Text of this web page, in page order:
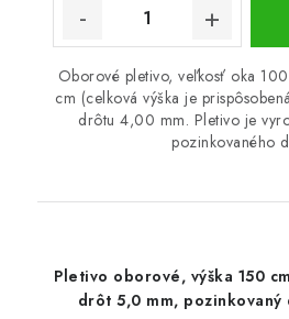
Oborové pletivo, veľkosť oka
cm (celková výška je
drôtu 4,00 mm. Pletivo je
pozinkovaného
Pletivo oborové, výška 150
drôt 5,0 mm, pozinkovaný